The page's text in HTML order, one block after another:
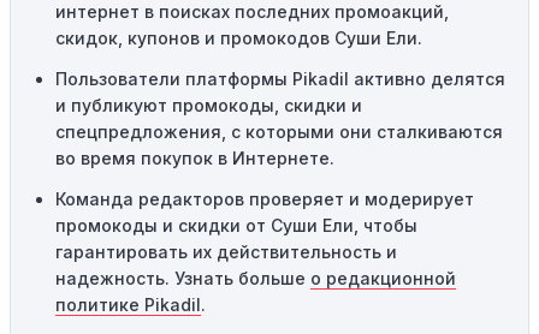
Географические ограничения:Действие некоторых
промокодов может быть ограничено определенными
местами или регионами. Если вы находитесь за
пределами указанного региона, то код не будет
применяться.
предназначены только для однократного
использования. Если код уже был использован кем-то
другим, он не будет действовать повторно.
Технические сбои:
интернет в поисках последних промоакций,
скидок, купонов и промокодов Суши Ели.
Пользователи платформы Pikadil активно делятся
и публикуют промокоды, скидки и
спецпредложения, с которыми они сталкиваются
во время покупок в Интернете.
Команда редакторов проверяет и модерирует
промокоды и скидки от Суши Ели, чтобы
гарантировать их действительность и
надежность. Узнать больше о редакционной
политике Pikadil.